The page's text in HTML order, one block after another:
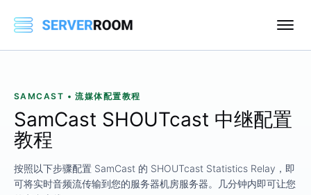
SAMCAST • 流媒体配置教程
SamCast SHOUTcast 中继配置
教程
按照以下步骤配置 SamCast 的 SHOUTcast Statistics Relay，即
可将实时音频流传输到您的服务器机房服务器。几分钟内即可让您